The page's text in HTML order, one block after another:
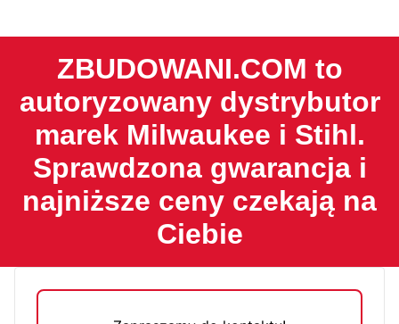
ZBUDOWANI.COM to
autoryzowany dystrybutor
marek Milwaukee i Stihl.
Sprawdzona gwarancja i
najniższe ceny czekają na
Ciebie